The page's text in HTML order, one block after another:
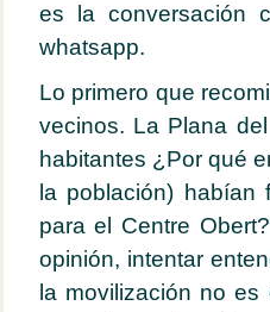
es la conversación
whatsapp.
Lo primero que
vecinos. La Plana
habitantes ¿Por qué
la población)
para el Centre
opinión, intentar
la movilización no